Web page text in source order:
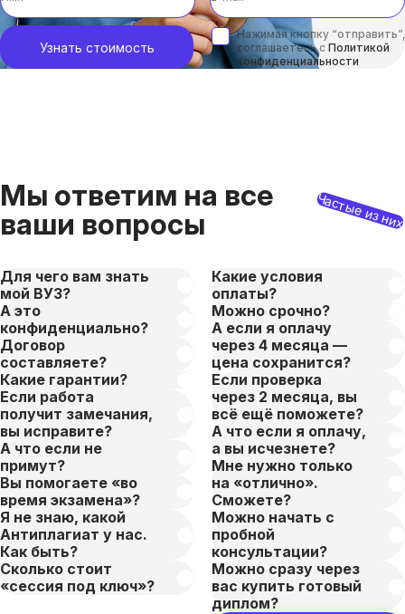
Узнать стоимость
Нажимая кнопку
соглашаетесь с Политикой
конфиденциальности
Мы ответим на все
ваши вопросы
Частые из них
Для чего вам знать
мой ВУЗ?
А это
конфиденциально?
Договор
составляете?
Какие гарантии?
Если работа
получит замечания,
вы исправите?
А что если не
примут?
Вы помогаете «во
время экзамена»?
Я не знаю, какой
Антиплагиат у нас.
Как быть?
Сколько стоит
«сессия под ключ»?
Какие условия
оплаты?
Можно срочно?
А если я оплачу
через 4 месяца —
цена сохранится?
Если проверка
через 2 месяца, вы
всё ещё поможете?
А что если я оплачу,
а вы исчезнете?
Мне нужно только
на «отлично».
Сможете?
Можно начать с
пробной
консультации?
Можно сразу через
вас купить готовый
диплом?